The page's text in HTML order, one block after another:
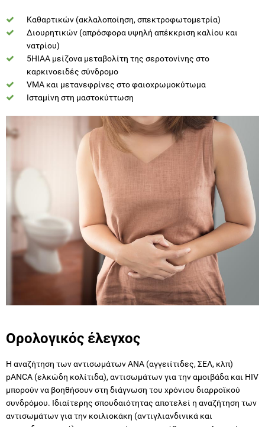
Καθαρτικών (ακλαλοποίηση, σπεκτροφωτομετρία)
Διουρητικών (απρόσφορα υψηλή απέκκριση καλίου και
νατρίου)
5ΗΙΑΑ μείζονα μεταβολίτη της σεροτονίνης στο
καρκινοειδές σύνδρομο
VMA και μετανεφρίνες στο φαιοχρωμοκύτωμα
Ισταμίνη στη μαστοκύττωση
Ορολογικός έλεγχος
Η αναζήτηση των αντισωμάτων ΑΝΑ (αγγειίτιδες, ΣΕΛ, κλπ)
pANCA (ελκώδη κολίτιδα), αντισωμάτων για την αμοιβάδα και HIV
μπορούν να βοηθήσουν στη διάγνωση του χρόνιου διαρροϊκού
συνδρόμου. Ιδιαίτερης σπουδαιότητας αποτελεί η αναζήτηση των
αντισωμάτων για την κοιλιοκάκη (αντιγλιανδινικά και